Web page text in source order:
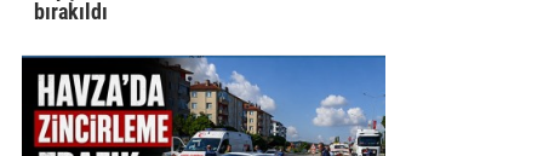
bırakıldı